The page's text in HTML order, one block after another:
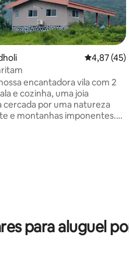
de 5, 194 avaliações
4,87 de
4,87 (45)
encantadora vila com 2
e cozinha, uma joia
cercada por uma natureza
e montanhas imponentes.
esta vila é a sua porta de
o luxo sereno e a aventura
para aluguel